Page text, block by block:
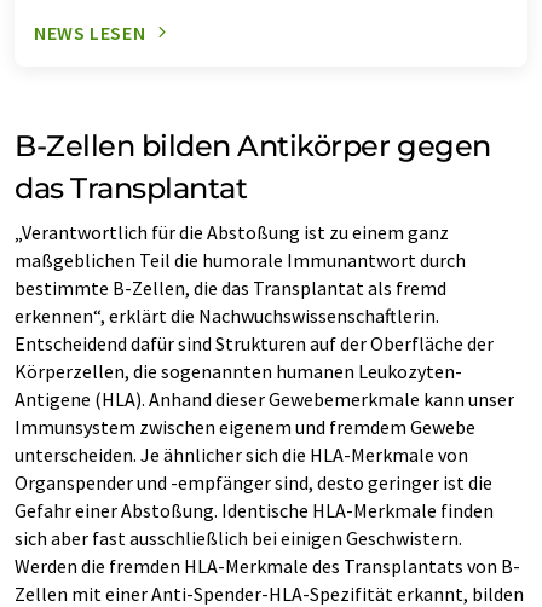
NEWS LESEN
B-Zellen bilden Antikörper gegen
das Transplantat
„Verantwortlich für die Abstoßung ist zu einem ganz
maßgeblichen Teil die humorale Immunantwort durch
bestimmte B-Zellen, die das Transplantat als fremd
erkennen“, erklärt die Nachwuchswissenschaftlerin.
Entscheidend dafür sind Strukturen auf der Oberfläche der
Körperzellen, die sogenannten humanen Leukozyten-
Antigene (HLA). Anhand dieser Gewebemerkmale kann unser
Immunsystem zwischen eigenem und fremdem Gewebe
unterscheiden. Je ähnlicher sich die HLA-Merkmale von
Organspender und -empfänger sind, desto geringer ist die
Gefahr einer Abstoßung. Identische HLA-Merkmale finden
sich aber fast ausschließlich bei einigen Geschwistern.
Werden die fremden HLA-Merkmale des Transplantats von B-
Zellen mit einer Anti-Spender-HLA-Spezifität erkannt, bilden